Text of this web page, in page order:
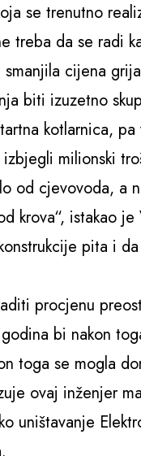
se trenutno
treba da se
smanjila cijena
biti izuzetno
kotlarnica,
izbjegli milionski
od cjevovoda,
krova“, istakao je
pita i
procjenu
bi nakon
toga se mogla
ovaj inženjer
uništavanje